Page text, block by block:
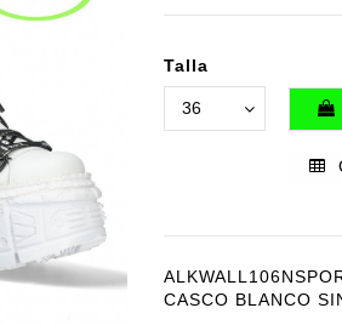
Talla
CASCO BLANCO